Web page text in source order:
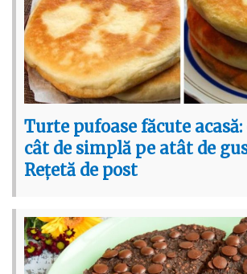
Turte pufoase făcute
cât de simplă pe atât de
Rețetă de post